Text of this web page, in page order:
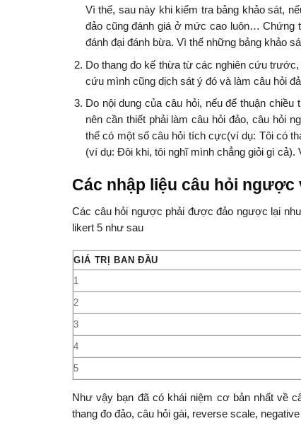
Vì thế, sau này khi kiểm tra bảng khảo sát,
đảo cũng đánh giá ở mức cao luôn… Chứng
đánh đại đánh bừa. Vì thế những bảng khảo
Do thang đo kế thừa từ các nghiên cứu
cứu mình cũng dịch sát ý đó và làm câu hỏi
Do nội dung của câu hỏi, nếu để thuận
nên cần thiết phải làm câu hỏi đảo, câu hỏi
thể có một số câu hỏi tích cực(ví dụ: Tôi có
(ví dụ: Đôi khi, tôi nghĩ mình chẳng giỏi gì
Các nhập liệu câu hỏi
Các câu hỏi ngược phải được đảo ngược lại
likert 5 như sau
GIÁ TRỊ BAN ĐẦU
1
2
3
4
5
Như vậy bạn đã có khái niệm cơ bản nhất về
thang đo đảo, câu hỏi gài, reverse scale,